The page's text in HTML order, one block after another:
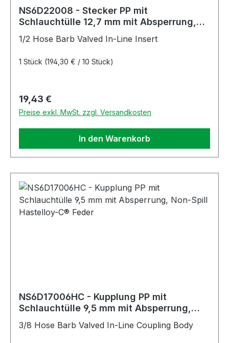
NS6D22008 - Stecker PP mit
Schlauchtülle 12,7 mm mit Absperrung,
1/2 Hose Barb Valved In-Line Insert
1 Stück (194,30 € / 10 Stück)
Regulärer Preis:
19,43 €
Preise exkl. MwSt. zzgl. Versandkosten
In den Warenkorb
NS6D17006HC - Kupplung PP mit
Schlauchtülle 9,5 mm mit Absperrung,
3/8 Hose Barb Valved In-Line Coupling Body